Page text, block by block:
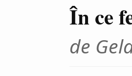
În ce
de